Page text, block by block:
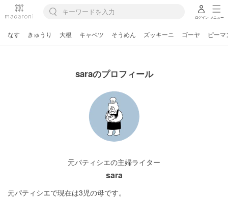
ログイン メニュー
なす きゅうり 大根 キャベツ そうめん ズッキーニ ゴーヤ ピーマ
saraのプロフィール
元パティシエの主婦ライター
sara
元パティシエで現在は3児の母です。